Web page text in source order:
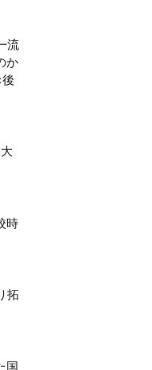
流
か
時
拓
国